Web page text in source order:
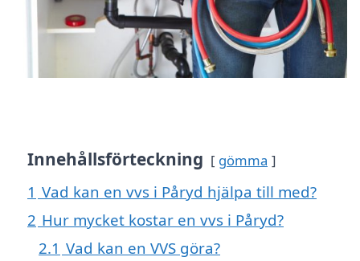
Innehållsförteckning gömma
1 Vad kan en vvs i Påryd hjälpa till med?
2 Hur mycket kostar en vvs i Påryd?
2.1 Vad kan en VVS göra?